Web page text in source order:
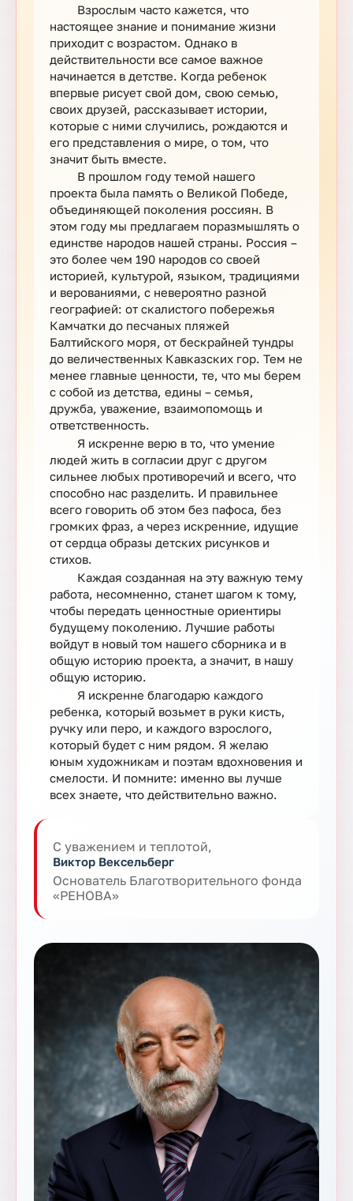
Взрослым часто кажется, что
настоящее знание и понимание жизни
приходит с возрастом. Однако в
действительности все самое важное
начинается в детстве. Когда ребенок
впервые рисует свой дом, свою семью,
своих друзей, рассказывает истории,
которые с ними случились, рождаются и
его представления о мире, о том, что
значит быть вместе.
В прошлом году темой нашего
проекта была память о Великой Победе,
объединяющей поколения россиян. В
этом году мы предлагаем поразмышлять о
единстве народов нашей страны. Россия –
это более чем 190 народов со своей
историей, культурой, языком, традициями
и верованиями, с невероятно разной
географией: от скалистого побережья
Камчатки до песчаных пляжей
Балтийского моря, от бескрайней тундры
до величественных Кавказских гор. Тем не
менее главные ценности, те, что мы берем
с собой из детства, едины – семья,
дружба, уважение, взаимопомощь и
ответственность.
Я искренне верю в то, что умение
людей жить в согласии друг с другом
сильнее любых противоречий и всего, что
способно нас разделить. И правильнее
всего говорить об этом без пафоса, без
громких фраз, а через искренние, идущие
от сердца образы детских рисунков и
стихов.
Каждая созданная на эту важную тему
работа, несомненно, станет шагом к тому,
чтобы передать ценностные ориентиры
будущему поколению. Лучшие работы
войдут в новый том нашего сборника и в
общую историю проекта, а значит, в нашу
общую историю.
Я искренне благодарю каждого
ребенка, который возьмет в руки кисть,
ручку или перо, и каждого взрослого,
который будет с ним рядом. Я желаю
юным художникам и поэтам вдохновения и
смелости. И помните: именно вы лучше
всех знаете, что действительно важно.
С уважением и теплотой,
Виктор Вексельберг
Основатель Благотворительного фонда
«РЕНОВА»